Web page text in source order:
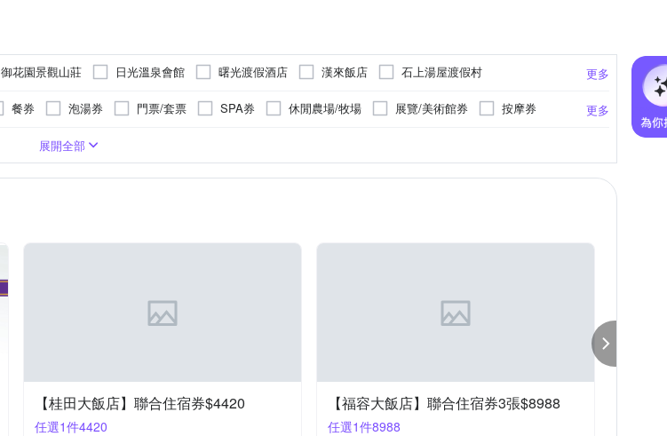
更多
御花園景觀山莊 日光溫泉會館 曙光渡假酒店 漢來飯店
石上湯屋渡假村
老爺酒店集團 麗軒國際飯店 更多
餐券 泡湯券 門票/套票 SPA券 休閒農場/牧場 展覽/美術館券
按摩券
展開全部
【桂田大飯店】聯合住宿券$4420
任選1件4420
【福容大飯店】聯合住宿券3張$8988
任選1件8988